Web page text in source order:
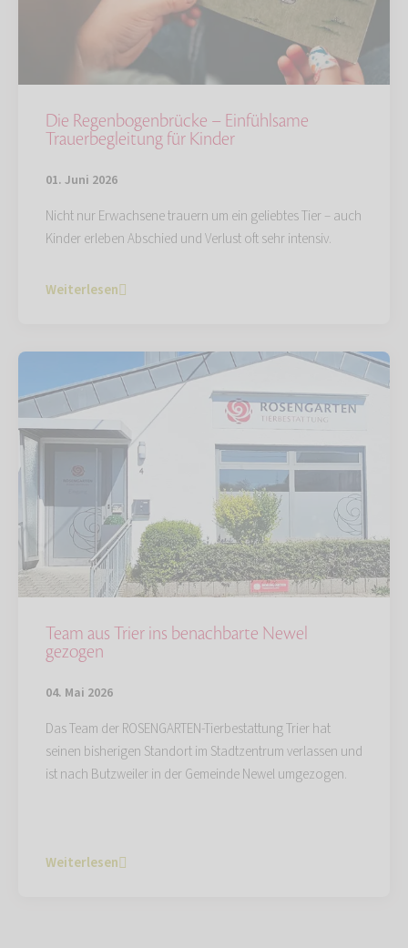
Die Regenbogenbrücke – Einfühlsame
Trauerbegleitung für Kinder
01. Juni 2026
Nicht nur Erwachsene trauern um ein geliebtes Tier – auch
Kinder erleben Abschied und Verlust oft sehr intensiv.
Weiterlesen
Team aus Trier ins benachbarte Newel
gezogen
04. Mai 2026
Das Team der ROSENGARTEN-Tierbestattung Trier hat
seinen bisherigen Standort im Stadtzentrum verlassen und
ist nach Butzweiler in der Gemeinde Newel umgezogen.
Weiterlesen